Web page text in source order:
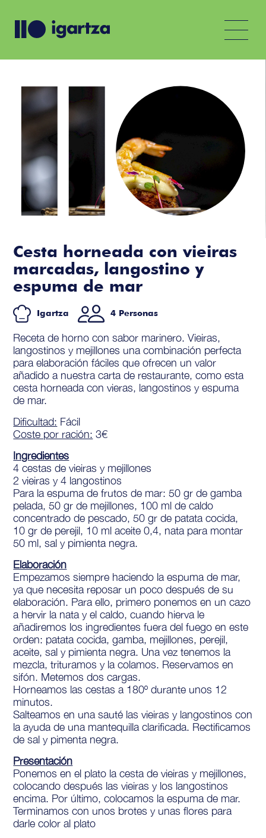
Cesta horneada con vieiras
marcadas, langostino y
espuma de mar
Igartza 4 Personas
Receta de horno con sabor marinero. Vieiras,
langostinos y mejillones una combinación perfecta
para elaboración fáciles que ofrecen un valor
añadido a nuestra carta de restaurante, como esta
cesta horneada con vieras, langostinos y espuma
de mar.
Dificultad: Fácil
Coste por ración: 3€
Ingredientes
4 cestas de vieiras y mejillones
2 vieiras y 4 langostinos
Para la espuma de frutos de mar: 50 gr de gamba
pelada, 50 gr de mejillones, 100 ml de caldo
concentrado de pescado, 50 gr de patata cocida,
10 gr de perejil, 10 ml aceite 0,4, nata para montar
50 ml, sal y pimienta negra.
Elaboración
Empezamos siempre haciendo la espuma de mar,
ya que necesita reposar un poco después de su
elaboración. Para ello, primero ponemos en un cazo
a hervir la nata y el caldo, cuando hierva le
añadiremos los ingredientes fuera del fuego en este
orden: patata cocida, gamba, mejillones, perejil,
aceite, sal y pimienta negra. Una vez tenemos la
mezcla, trituramos y la colamos. Reservamos en
sifón. Metemos dos cargas.
Horneamos las cestas a 180º durante unos 12
minutos.
Salteamos en una sauté las vieiras y langostinos con
la ayuda de una mantequilla clarificada. Rectificamos
de sal y pimenta negra.
Presentación
Ponemos en el plato la cesta de vieiras y mejillones,
colocando después las vieiras y los langostinos
encima. Por último, colocamos la espuma de mar.
Terminamos con unos brotes y unas flores para
darle color al plato